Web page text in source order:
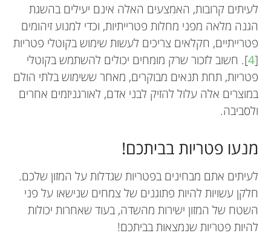
לעיתים קרובות, האמצעים האלה אינם יעילים בהשגת
הגנה מלאה מפני מחלות פטרייתיות, וכדי למנוע זיהומים
פטרייתיים, חקלאים צריכים לעשות שימוש בקוטלי פטריות
[
4]. חשוב לזכור שרק מומחים יכולים להשתמש בקוטלי
פטריות, תחת תנאים מבוקרים, מאחר ששימוש בלתי הולם
במוצרים אלה עלול להזיק לבני אדם, לאורגניזמים אחרים
ולסביבה.
מנעו פטריות בביתכם!
לעיתים אתם מבחינים בפטריות שגדלות על המזון שלכם.
חלקן עשויות להיות פתוגנים של צמחים שנישאו על פני
השטח של המזון ישירות מהשדה, בעוד שאחרות יכולות
להיות פטריות שנמצאות בביתכם!